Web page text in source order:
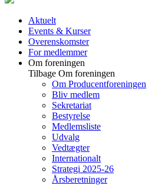
Aktuelt
Events & Kurser
Overenskomster
For medlemmer
Om foreningen
Tilbage Om foreningen
Om Producentforeningen
Bliv medlem
Sekretariat
Bestyrelse
Medlemsliste
Udvalg
Vedtægter
Internationalt
Strategi 2025-26
Årsberetninger